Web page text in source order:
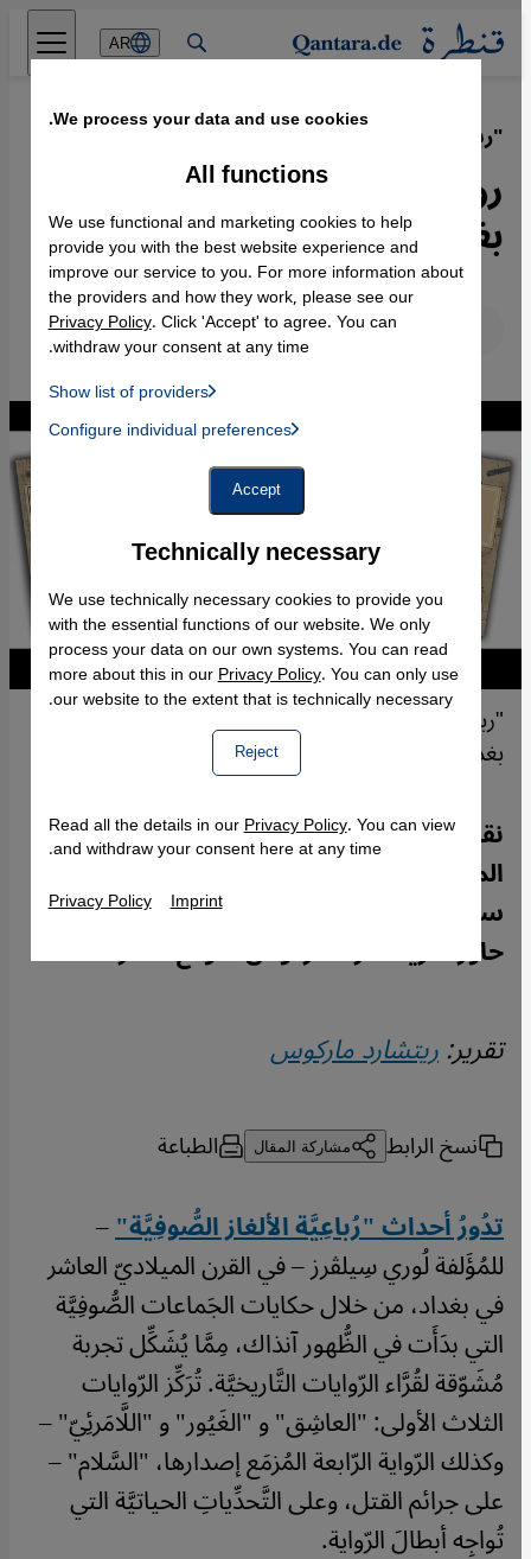
Direkt zum Inhalt springen
AR
"رباعية الألغاز الصوفية"·
09.04.2022
روايات جرائم وتحريات من
بغداد العصر العباسي
English عربي
"رباعية الألغاز الصوفية" - روايات جرائم وتحريات من
بغداد العصر العباسي.
نقلة نوعية في عالم روايات الجريمة حققتها
المؤرخة والروائية الأمريكية المسلمة لوري
سيلڤرز في أربع روايات تدور ببغداد العباسية.
حاورها ريتشارد ماركوس لموقع قنطرة.
تقرير:ريتشارد ماركوس
نسخ الرابط مشاركة المقال الطباعة
تدُورُ أحداث "رُباعِيَّة الألغاز الصُّوفِيَّة"–
للمُؤَلفة لُوري سِيلڤرز – في القرن الميلاديّ العاشر
في بغداد، من خلال حكايات الجَماعات الصُّوفِيَّة
التي بدَأَت في الظُّهور آنذاك، مِمَّا يُشَكِّل تجربة
مُشَوّقة لقُرَّاء الرّوايات التَّاريخيَّة. تُرَكِّز الرّوايات
الثلاث الأولى: "العاشِق" و "الغَيُور" و "اللَّامَرئِيّ" –
وكذلك الرّواية الرّابعة المُزمَع إصدارها، "السَّلام" –
على جرائم القتل، وعلى التَّحدِّياتِ الحياتيَّة التي
تُواجِه أبطالَ الرّواية.
We process your data and use cookies.
Technically necessary
We use technically necessary cookies to provide you
with the essential functions of our website. We only
process your data on our own systems. You can read
more about this in ourPrivacy Policy. You can only use
our website to the extent that is technically necessary.
Reject
All functions
We use functional and marketing cookies to help
provide you with the best website experience and
improve our service to you. For more information about
the providers and how they work, please see our
Privacy Policy. Click 'Accept' to agree. You can
withdraw your consent at any time.
Show list of providers
Instagram Embed, Twitter Embed, Youtube Embed
Facebook Embed / Facebook Connect
Google Maps Embed
Configure individual preferences
Accept
Read all the details in ourPrivacy Policy. You can view
and withdraw your consent here at any time.
Privacy Policy Imprint